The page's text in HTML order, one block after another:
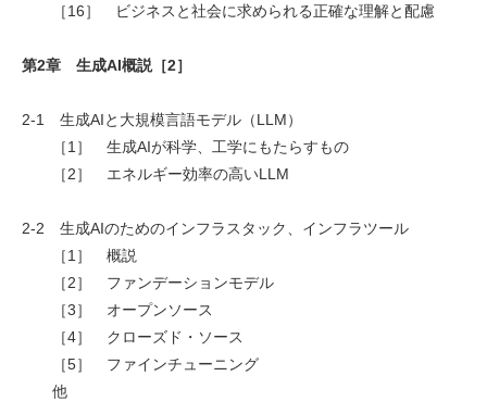
［16］ ビジネスと社会に求められる正確な理解と配慮
第2章 生成AI概説［2］
2-1 生成AIと大規模言語モデル（LLM）
［1］ 生成AIが科学、工学にもたらすもの
［2］ エネルギー効率の高いLLM
2-2 生成AIのためのインフラスタック、インフラツール
［1］ 概説
［2］ ファンデーションモデル
［3］ オープンソース
［4］ クローズド・ソース
［5］ ファインチューニング
他